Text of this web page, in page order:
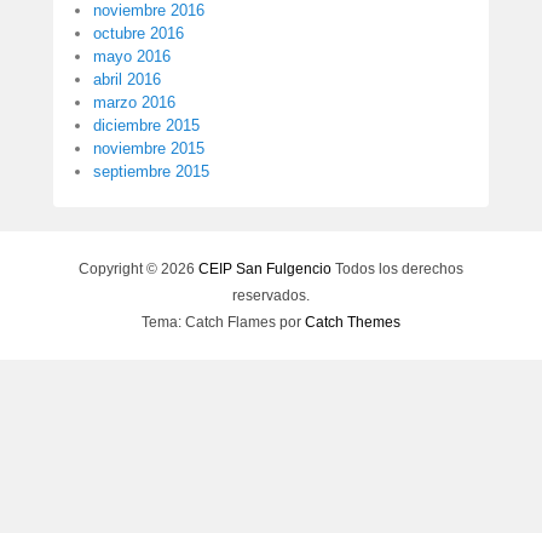
noviembre 2016
octubre 2016
mayo 2016
abril 2016
marzo 2016
diciembre 2015
noviembre 2015
septiembre 2015
Copyright © 2026 CEIP San Fulgencio Todos los derechos
reservados.
Tema: Catch Flames por Catch Themes